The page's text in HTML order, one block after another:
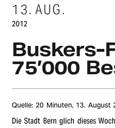
s
k
e
r
s
B
13.AUG.
2012
Buskers-
75’000
Quelle: 20 Minu­ten, 13. August
Die Stadt Bern glich dieses